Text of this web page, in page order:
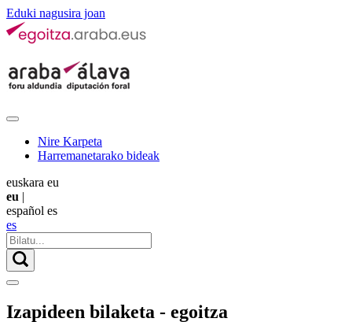
Eduki nagusira joan
Nire Karpeta
Harremanetarako bideak
euskara eu
eu |
español es
es
Izapideen bilaketa - egoitza